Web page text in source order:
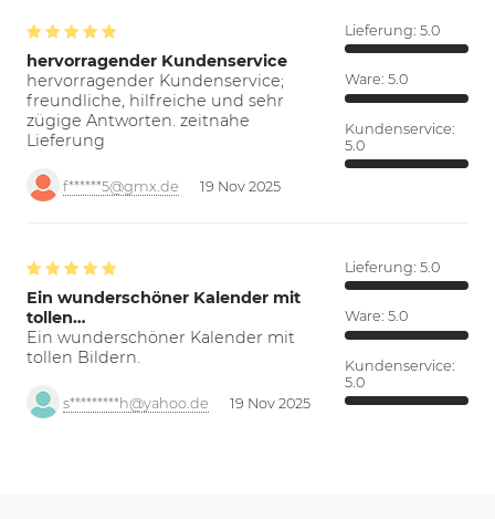
hervorragender Kundenservice
hervorragender Kundenservice;
freundliche, hilfreiche und sehr
zügige Antworten. zeitnahe
Lieferung
f******5@gmx.de 19 Nov 2025
Lieferung: 5.0
Ware: 5.0
Kundenservice:
5.0
Ein wunderschöner Kalender mit
tollen…
Ein wunderschöner Kalender mit
tollen Bildern.
s*********h@yahoo.de 19 Nov 2025
Lieferung: 5.0
Ware: 5.0
Kundenservice:
5.0